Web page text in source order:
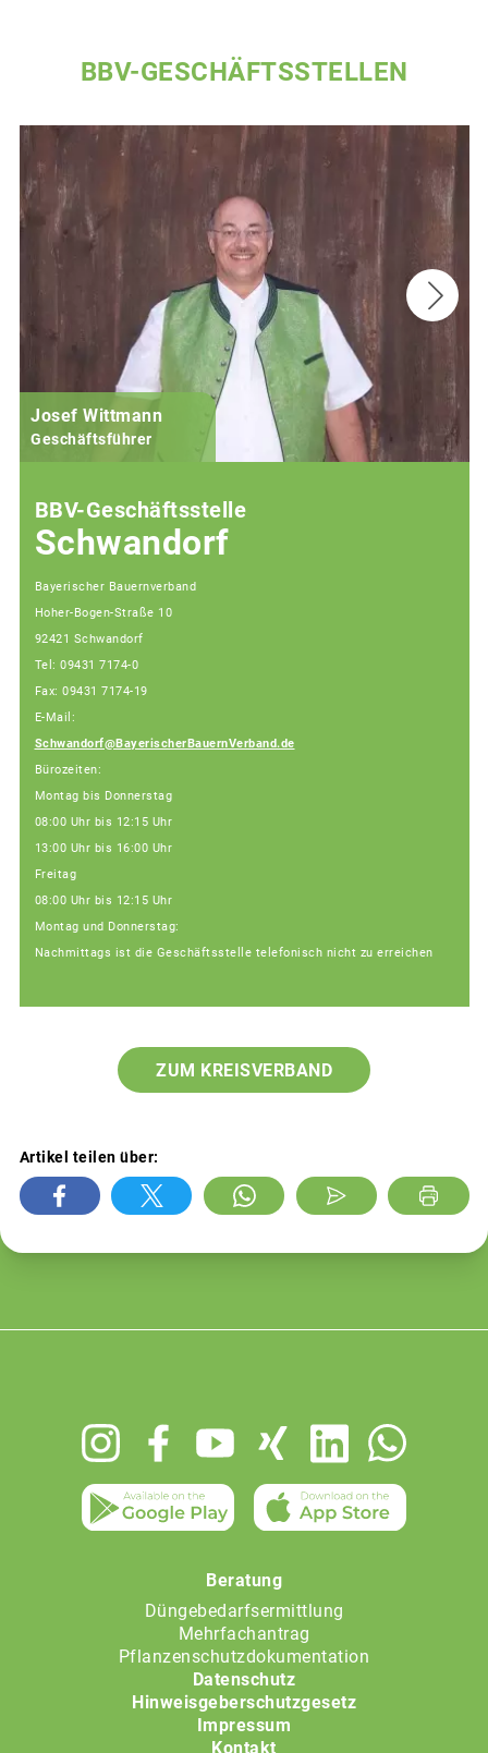
BBV-GESCHÄFTSSTELLEN
Josef Wittmann
Geschäftsführer
BBV-Geschäftsstelle
Schwandorf
Bayerischer Bauernverband
Hoher-Bogen-Straße 10
92421 Schwandorf
Tel: 09431 7174-0
Fax: 09431 7174-19
E-Mail:
Schwandorf@BayerischerBauernVerband.de
Bürozeiten:
Montag bis Donnerstag
08:00 Uhr bis 12:15 Uhr
13:00 Uhr bis 16:00 Uhr
Freitag
08:00 Uhr bis 12:15 Uhr
Montag und Donnerstag:
Nachmittags ist die Geschäftsstelle telefonisch nicht zu erreichen
ZUM KREISVERBAND
Artikel teilen über:
Beratung
Düngebedarfsermittlung
Mehrfachantrag
Pflanzenschutzdokumentation
Datenschutz
Hinweisgeberschutzgesetz
Impressum
Kontakt